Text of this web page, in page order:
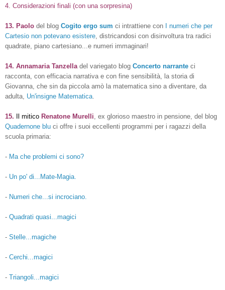
4. Considerazioni finali (con una sorpresina)
13. Paolo del blog Cogito ergo sum ci intrattiene con
I numeri che per
Cartesio non potevano esistere , districandosi con disinvoltura tra radici
quadrate, piano cartesiano...e numeri immaginari!
14. Annamaria Tanzella del variegato blog Concerto narrante ci
racconta, con efficacia narrativa e con fine sensibilità, la storia di
Giovanna, che sin da piccola amò la matematica sino a diventare, da
adulta, Un'insigne Matematica
15. Il mitico Renatone Murelli , ex glorioso maestro in pensione, del blog
Quadernone blu ci offre i suoi eccellenti programmi per i ragazzi della
scuola primaria:
- Ma che problemi ci sono?
- Un po' di...Mate-Magia.
- Numeri che...si incrociano.
- Quadrati quasi...magici
- Stelle...magiche
- Cerchi...magici
- Triangoli...magici